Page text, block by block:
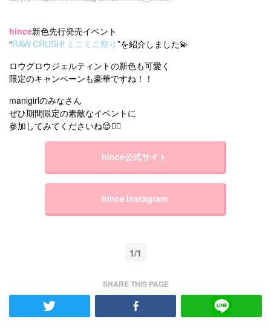
hince新色先行発売イベント
“RAW CRUSH! ミニミニ祭り”を紹介しました💫
ロウグロウジェルティントの新色も可愛く
限定のキャンペーンも豪華ですね！！
manigirlのみなさん
ぜひ期間限定の素敵なイベントに
参加してみてくださいね😌👍🏻
hince公式サイト
hince Instagram
1/1
SHARE THIS PAGE